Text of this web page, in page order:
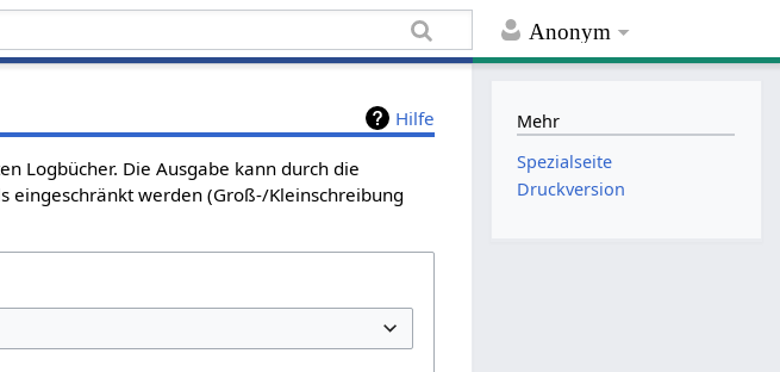
Anonym
Hilfe
Logbücher. Die Ausgabe kann durch die
eingeschränkt werden (Groß-/Kleinschreibung
Mehr
Spezialseite
Druckversion